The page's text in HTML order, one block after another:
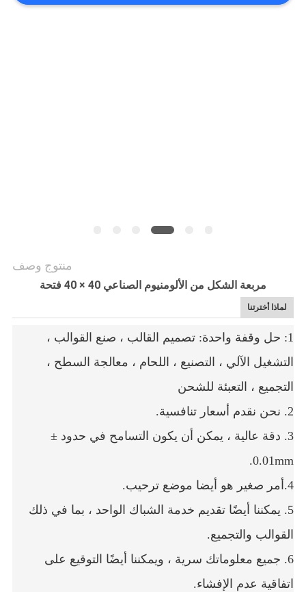
اطلب
منتوج وصف
مربعة الشكل من الألومنيوم الصناعي 40 × 40 فتحة
لماذا أخترتنا
1: حل وقفة واحدة: تصميم القالب ، صنع القوالب ،
التشغيل الآلي ، التصنيع ، اللحام ، معالجة السطح ،
التجميع ، التعبئة للشحن
2. نحن نقدم أسعار تنافسية.
3. دقة عالية ، يمكن أن يكون التسامح في حدود ±
0.01mm.
4.أمر صغير هو أيضا موضع ترحيب.
5. يمكننا أيضًا تقديم خدمة الشباك الواحد ، بما في ذلك
القوالب والتجميع.
6. جميع معلوماتك سرية ، ويمكننا أيضًا التوقيع على
اتفاقية عدم الإفشاء.